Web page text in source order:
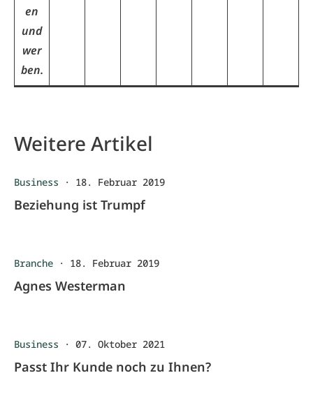
en
und
wer
ben.
Weitere Artikel
Business · 18. Februar 2019
Beziehung ist Trumpf
Branche · 18. Februar 2019
Agnes Westerman
Business · 07. Oktober 2021
Passt Ihr Kunde noch zu Ihnen?